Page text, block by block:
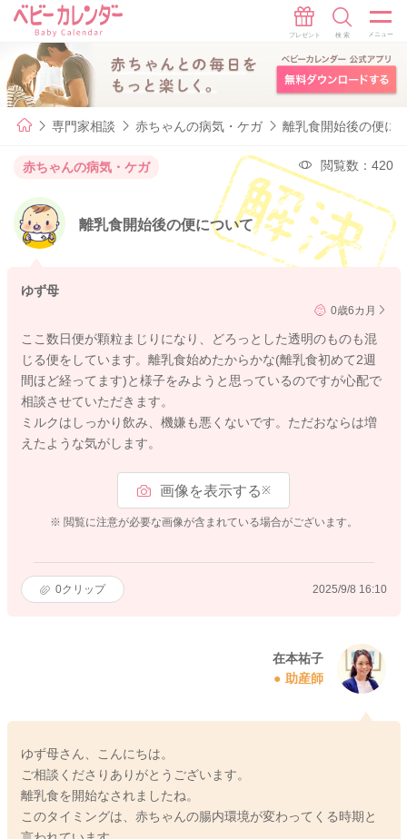
専門家相談 赤ちゃんの病気・ケガ 離乳食開始後の便に
赤ちゃんの病気・ケガ 閲覧数：420
離乳食開始後の便について
ゆず母
0歳6カ月
ここ数日便が顆粒まじりになり、どろっとした透明のものも混
じる便をしています。離乳食始めたからかな(離乳食初めて2週
間ほど経ってます)と様子をみようと思っているのですが心配で
相談させていただきます。
ミルクはしっかり飲み、機嫌も悪くないです。ただおならは増
えたような気がします。
画像を表示する※
※ 閲覧に注意が必要な画像が含まれている場合がございます。
0クリップ 2025/9/8 16:10
在本祐子
助産師
ゆず母さん、こんにちは。
ご相談くださりありがとうございます。
離乳食を開始なされましたね。
このタイミングは、赤ちゃんの腸内環境が変わってくる時期と